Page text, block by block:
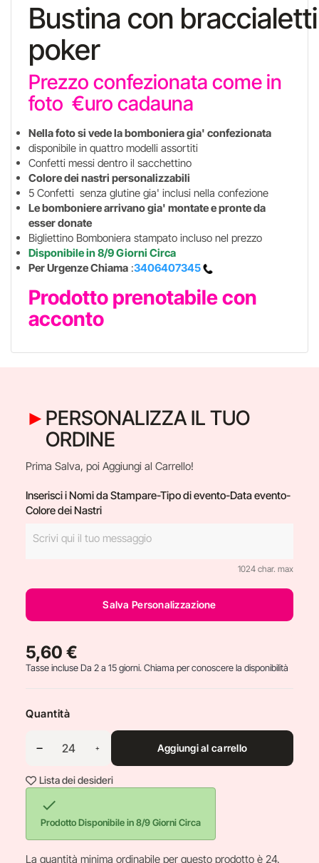
Bustina con
poker
Prezzo confezionata come in
foto €uro cadauna
Nella foto si vede la bomboniera gia' confezionata
disponibile in quattro modelli assortiti
Confetti messi dentro il sacchettino
Colore dei nastri personalizzabili
5 Confetti senza glutine gia' inclusi nella confezione
Le bomboniere arrivano gia' montate e pronte da
esser donate
Bigliettino Bomboniera stampato incluso nel prezzo
Disponibile in 8/9 Giorni Circa
Per Urgenze Chiama :3406407345
Prodotto prenotabile con
acconto
PERSONALIZZA IL TUO
ORDINE
Prima Salva, poi Aggiungi al Carrello!
Inserisci i Nomi da Stampare-Tipo di evento-Data evento-
Colore dei Nastri
1024 char. max
Salva Personalizzazione
5,60 €
Tasse incluseDa 2 a 15 giorni. Chiama per conoscere la disponibilità
Quantità
Aggiungi al carrello
Lista dei desideri

Prodotto Disponibile in 8/9 Giorni Circa
La quantità minima ordinabile per questo prodotto è 24.